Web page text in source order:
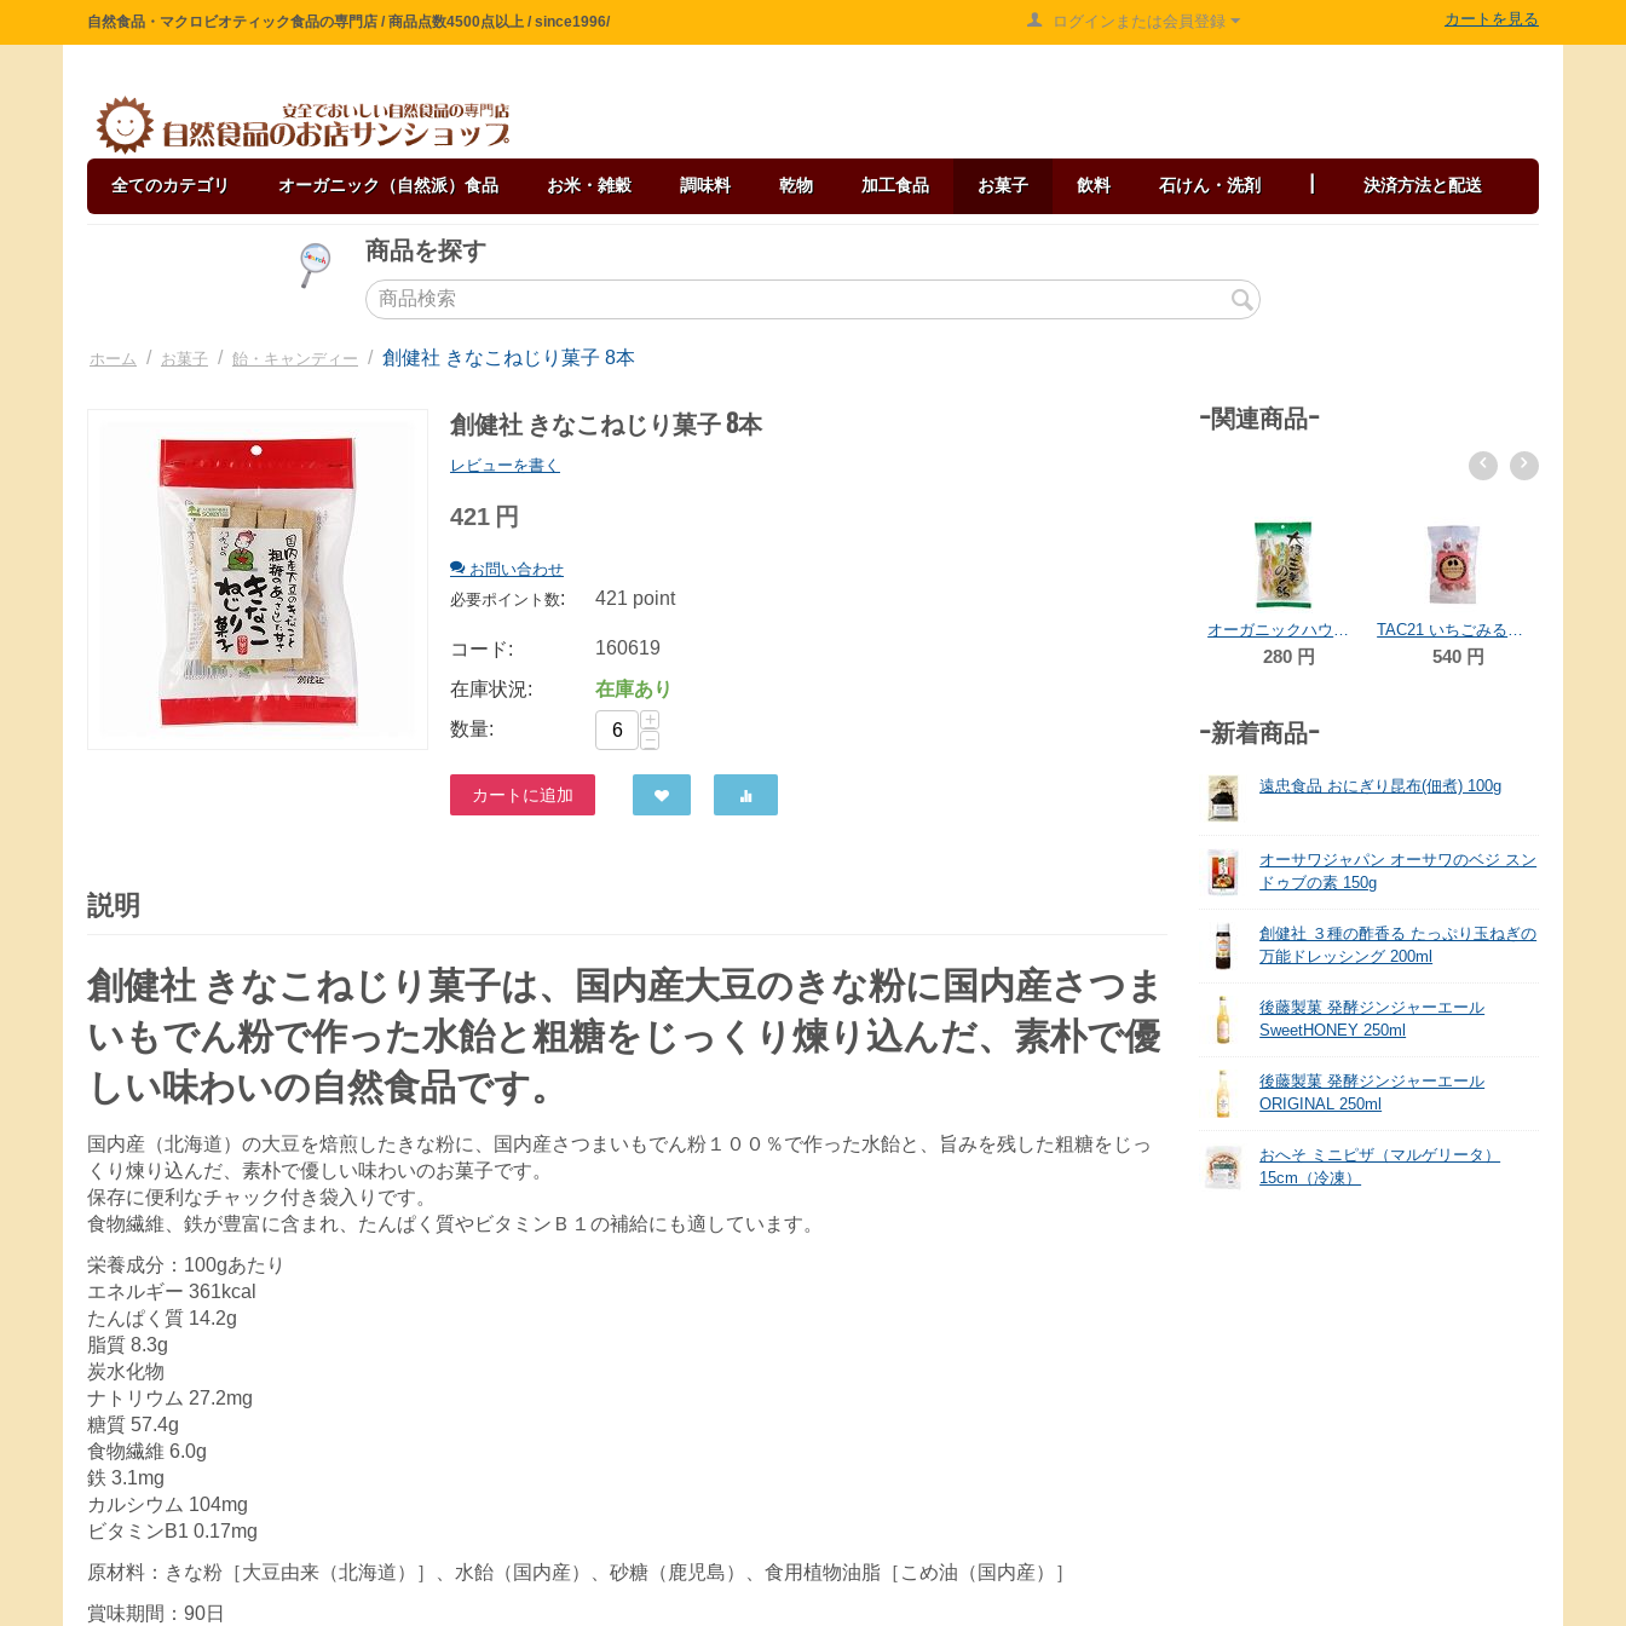
自然食品・マクロビオティック食品の専門店 / 商品点数4500点以上 / since1996/ ログインまたは会員登録 カートを見る
全てのカテゴリ オーガニック（自然派）食品 お米・雑穀 調味料 乾物 加工食品 お菓子 飲料 石けん・洗剤 決済方法と配送
商品を探す
ホーム / お菓子 / 飴・キャンディー / 創健社 きなこねじり菓子 8本
創健社 きなこねじり菓子 8本
レビューを書く
421 円
お問い合わせ
必要ポイント数: 421 point
コード:
160619
在庫状況:
在庫あり
数量:
+
−
カートに追加
説明
創健社 きなこねじり菓子は、国内産大豆のきな粉に国内産さつま
いもでん粉で作った水飴と粗糖をじっくり煉り込んだ、素朴で優
しい味わいの自然食品です。
国内産（北海道）の大豆を焙煎したきな粉に、国内産さつまいもでん粉１００％で作った水飴と、旨みを残した粗糖をじっ
くり煉り込んだ、素朴で優しい味わいのお菓子です。
保存に便利なチャック付き袋入りです。
食物繊維、鉄が豊富に含まれ、たんぱく質やビタミンＢ１の補給にも適しています。
栄養成分：100gあたり
エネルギー 361kcal
たんぱく質 14.2g
脂質 8.3g
炭水化物
ナトリウム 27.2mg
糖質 57.4g
食物繊維 6.0g
鉄 3.1mg
カルシウム 104mg
ビタミンB1 0.17mg
原材料：きな粉［大豆由来（北海道）］、水飴（国内産）、砂糖（鹿児島）、食用植物油脂［こめ油（国内産）］
賞味期間：90日
-関連商品-
オーガニックハウス 大根生姜のど飴 80g
280 円
TAC21 いちごみるく飴 100g
540 円
-新着商品-
遠忠食品 おにぎり昆布(佃煮) 100g
オーサワジャパン オーサワのベジ スン
ドゥブの素 150g
創健社 ３種の酢香る たっぷり玉ねぎの
万能ドレッシング 200ml
後藤製菓 発酵ジンジャーエール
SweetHONEY 250ml
後藤製菓 発酵ジンジャーエール
ORIGINAL 250ml
おへそ ミニピザ（マルゲリータ）
15cm（冷凍）